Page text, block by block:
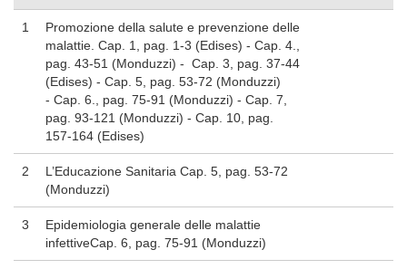
1
Promozione della salute e prevenzione delle
malattie. Cap. 1, pag. 1-3 (Edises) - Cap. 4.,
pag. 43-51 (Monduzzi) - Cap. 3, pag. 37-44
(Edises) - Cap. 5, pag. 53-72 (Monduzzi)
- Cap. 6., pag. 75-91 (Monduzzi) - Cap. 7,
pag. 93-121 (Monduzzi) - Cap. 10, pag.
157-164 (Edises)
2
L’Educazione Sanitaria Cap. 5, pag. 53-72
(Monduzzi)
3
Epidemiologia generale delle malattie
infettiveCap. 6, pag. 75-91 (Monduzzi)